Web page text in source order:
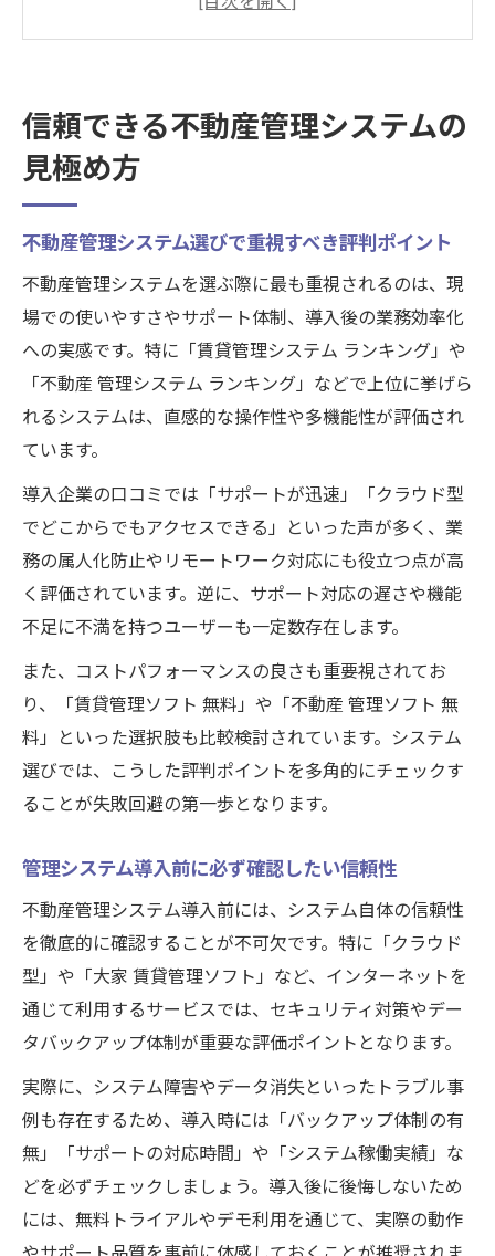
信頼性重視で選ぶ不動産管理システム活用
術
現場重視で選ぶ不動産管理システム評判分析
現場の声から読み解く不動産管理システム
評判
不動産管理システムが現場で評価される理
由
運用負荷を減らす不動産管理システムの選
び方
ント
現場スタッフが満足する不動産管理システ
ムとは
賃貸管理に活かす無料不動産管理システムの評
価
無料不動産管理システムの評判と導入効果
賃貸管理で使える無料管理システムの特徴
不動産管理システム無料版の選び方と注意
点
賃貸管理ソフト無料サービスの最新評価
コミ
クラウド型不動産管理システムの評判分析
管理システムのクラウド化による効率化と
評判が高まるクラウド型不動産管理システ
ム
導入失敗を防ぐ不動産管理システム活用法
失敗しない不動産管理システム導入のコツ
信頼できる不動産管理システムの
見極め方
不動産管理システム選びで重視すべき評判ポイント
不動産管理システムを選ぶ際に最も重視されるのは、現
場での使いやすさやサポート体制、導入後の業務効率化
への実感です。特に「賃貸管理システム ランキング」や
「不動産 管理システム ランキング」などで上位に挙げら
れるシステムは、直感的な操作性や多機能性が評価され
ています。
導入企業の口コミでは「サポートが迅速」「クラウド型
でどこからでもアクセスできる」といった声が多く、業
務の属人化防止やリモートワーク対応にも役立つ点が高
く評価されています。逆に、サポート対応の遅さや機能
不足に不満を持つユーザーも一定数存在します。
また、コストパフォーマンスの良さも重要視されてお
り、「賃貸管理ソフト 無料」や「不動産 管理ソフト 無
料」といった選択肢も比較検討されています。システム
選びでは、こうした評判ポイントを多角的にチェックす
ることが失敗回避の第一歩となります。
管理システム導入前に必ず確認したい信頼性
不動産管理システム導入前には、システム自体の信頼性
を徹底的に確認することが不可欠です。特に「クラウド
型」や「大家 賃貸管理ソフト」など、インターネットを
通じて利用するサービスでは、セキュリティ対策やデー
タバックアップ体制が重要な評価ポイントとなります。
実際に、システム障害やデータ消失といったトラブル事
例も存在するため、導入時には「バックアップ体制の有
無」「サポートの対応時間」や「システム稼働実績」な
どを必ずチェックしましょう。導入後に後悔しないため
には、無料トライアルやデモ利用を通じて、実際の動作